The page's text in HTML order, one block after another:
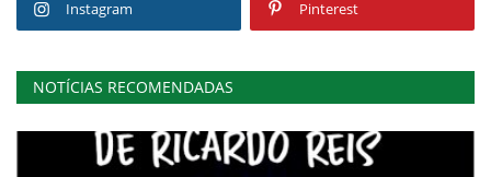
Instagram Pinterest
NOTÍCIAS RECOMENDADAS